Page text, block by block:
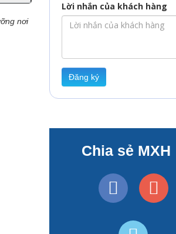
nơi
Lời nhắn của khách hàng
Đăng ký
Chia sẻ MXH